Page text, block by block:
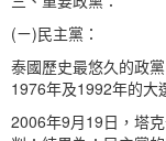
(ㄧ)民主黨：
泰國歷史最悠久的政
1976年及1992年的大
2006年9月19日，塔